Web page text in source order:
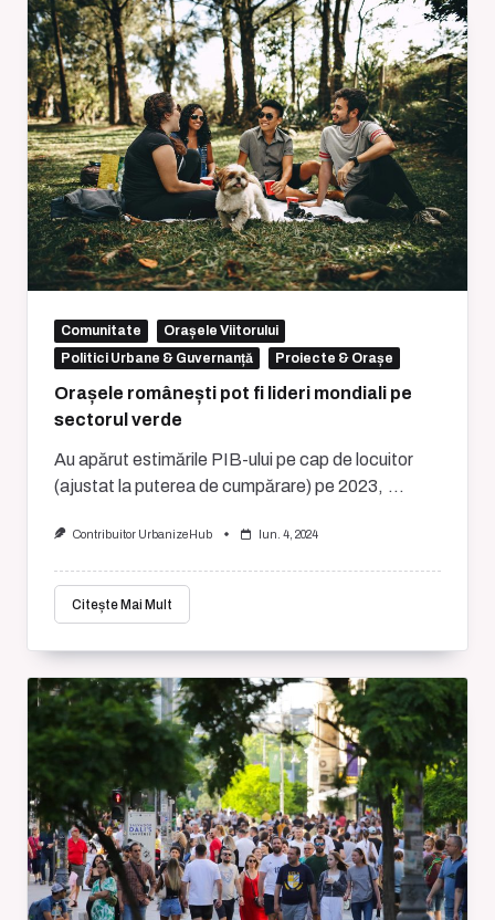
Comunitate
Orașele Viitorului
Politici Urbane & Guvernanță
Proiecte & Orașe
Orașele românești pot fi lideri mondiali pe
sectorul verde
Au apărut estimările PIB-ului pe cap de locuitor
(ajustat la puterea de cumpărare) pe 2023, ...
Contribuitor UrbanizeHub Iun. 4, 2024
Citește Mai Mult